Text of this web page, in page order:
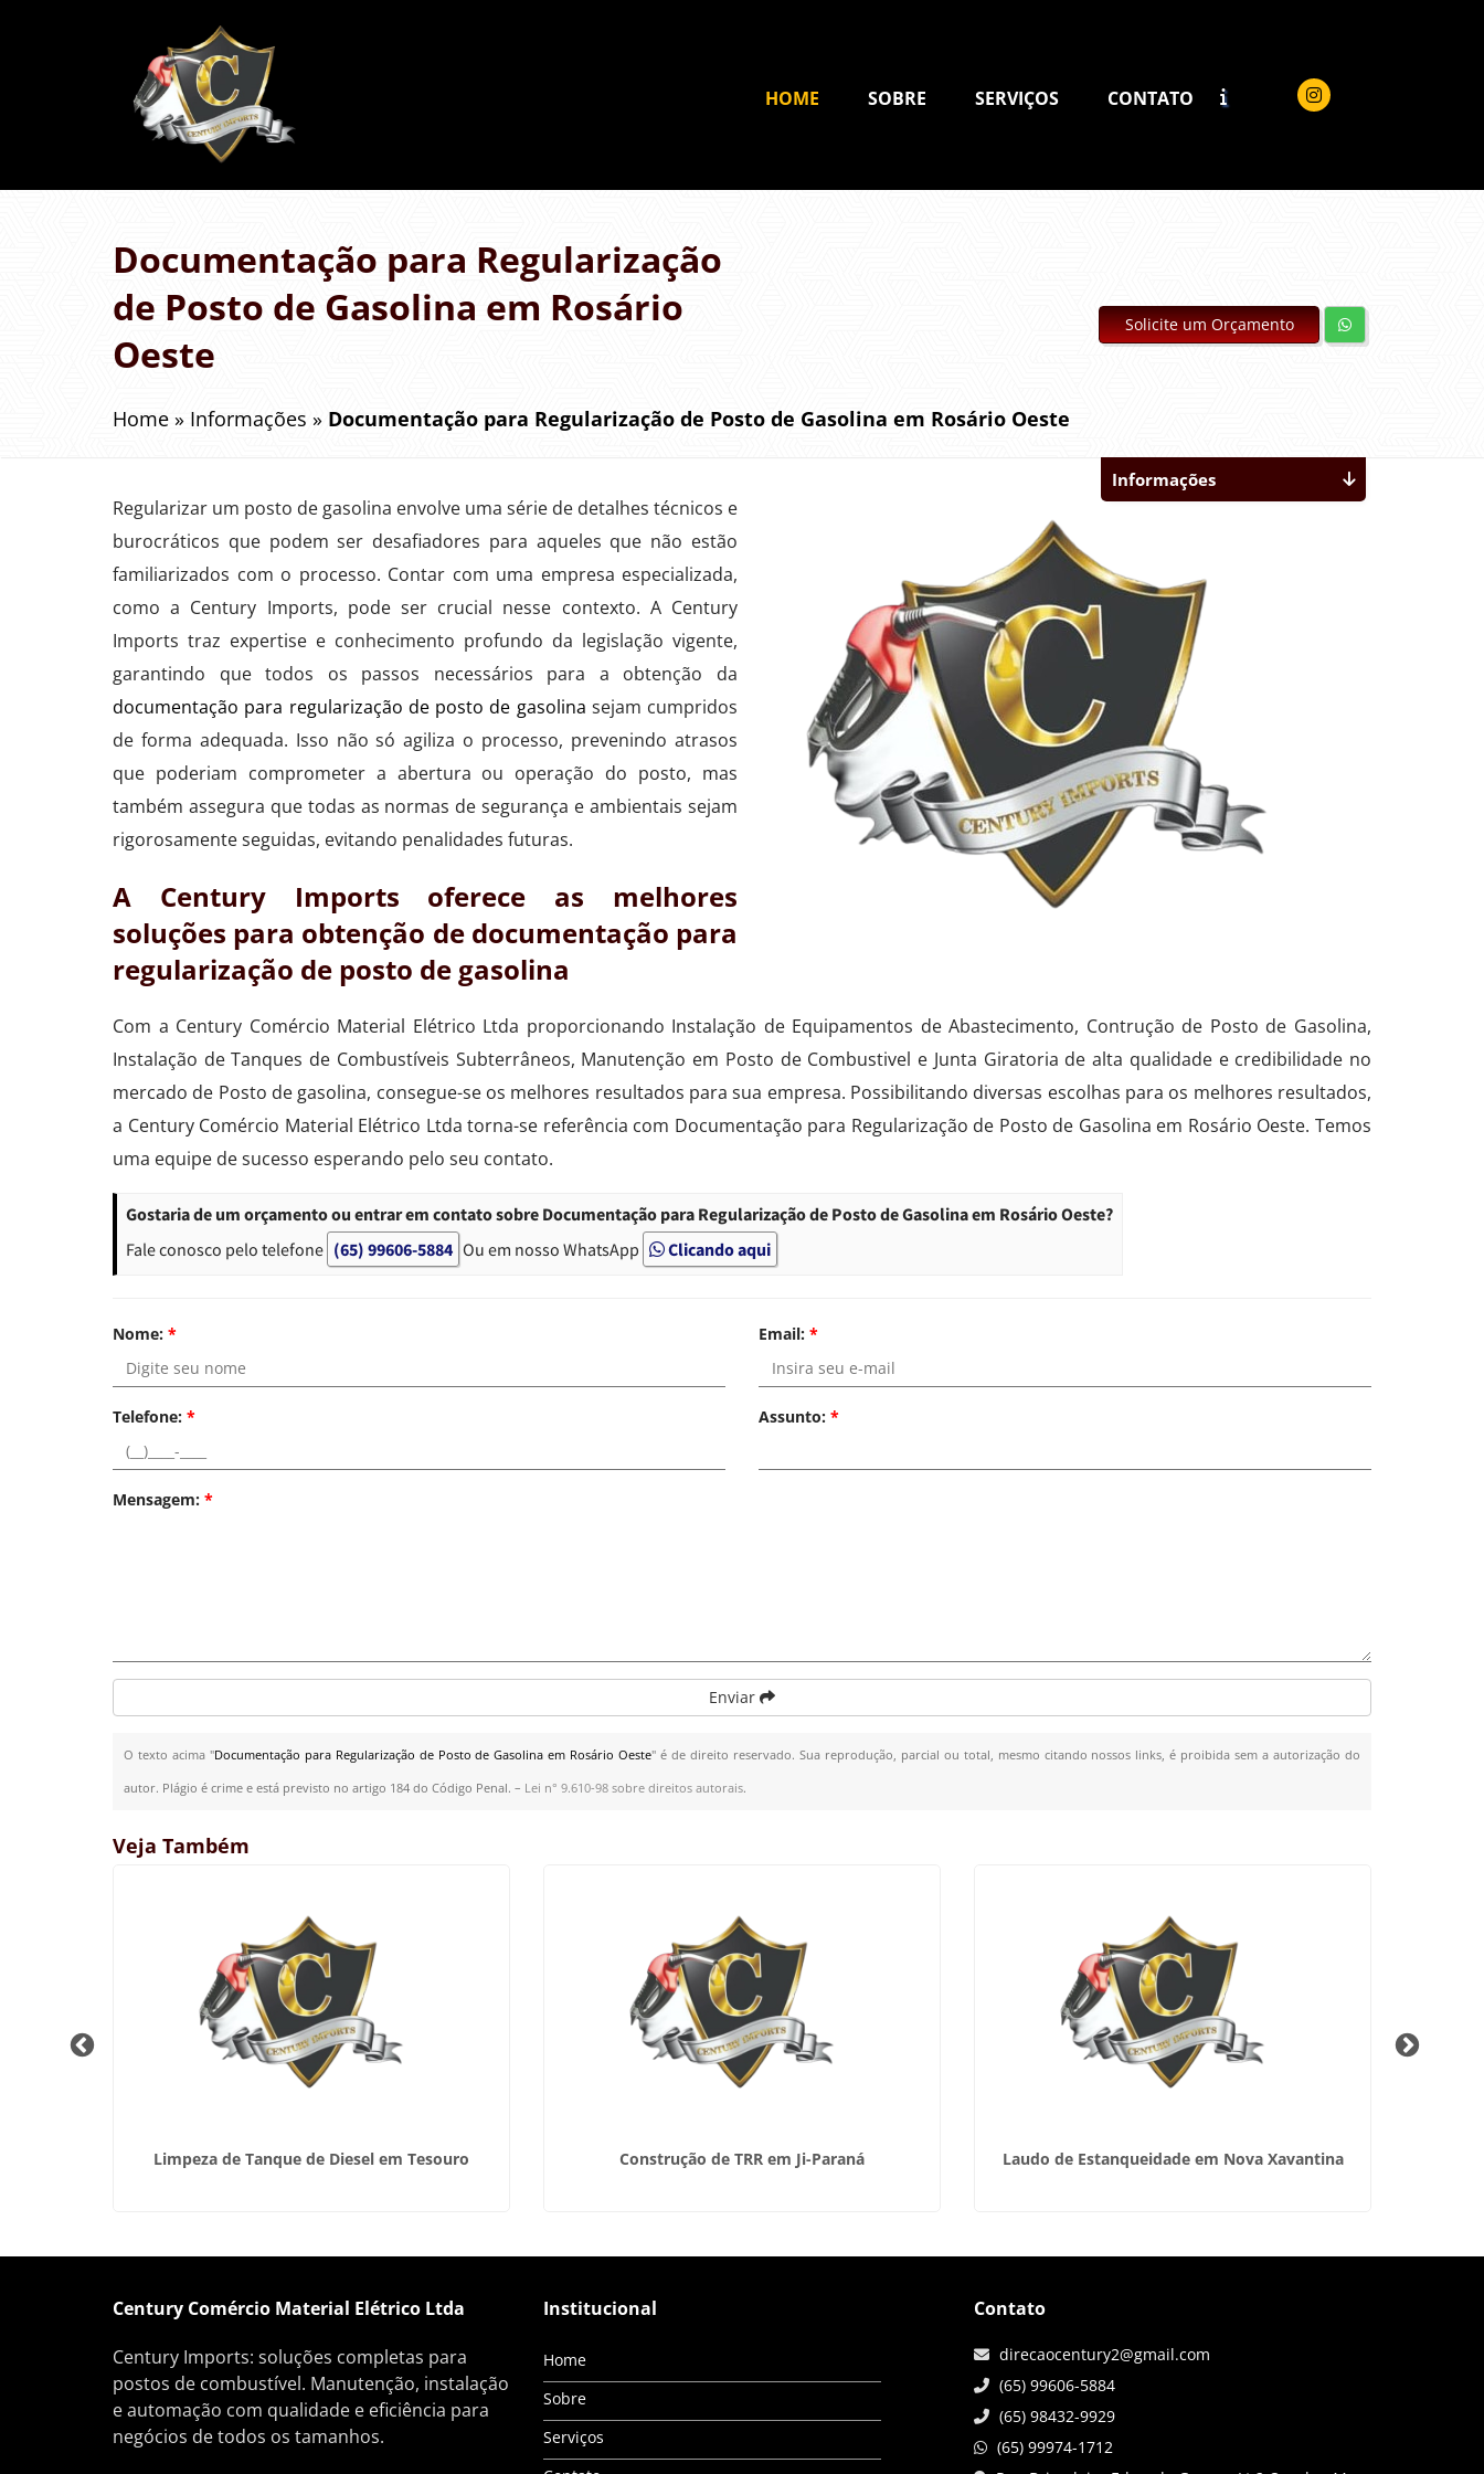
HOME SOBRE SERVIÇOS CONTATO
Documentação para Regularização
de Posto de Gasolina em Rosário
Oeste
Home » Informações » Documentação para Regularização de Posto de Gasolina em Rosário Oeste
Solicite um Orçamento
Regularizar um posto de gasolina envolve uma série de detalhes técnicos e
burocráticos que podem ser desafiadores para aqueles que não estão
familiarizados com o processo. Contar com uma empresa especializada,
como a Century Imports, pode ser crucial nesse contexto. A Century
Imports traz expertise e conhecimento profundo da legislação vigente,
garantindo que todos os passos necessários para a obtenção da
documentação para regularização de posto de gasolina sejam cumpridos
de forma adequada. Isso não só agiliza o processo, prevenindo atrasos
que poderiam comprometer a abertura ou operação do posto, mas
também assegura que todas as normas de segurança e ambientais sejam
rigorosamente seguidas, evitando penalidades futuras.
A Century Imports oferece as melhores
soluções para obtenção de documentação para
regularização de posto de gasolina
Com a Century Comércio Material Elétrico Ltda proporcionando Instalação de Equipamentos de Abastecimento, Contrução de Posto de Gasolina,
Instalação de Tanques de Combustíveis Subterrâneos, Manutenção em Posto de Combustivel e Junta Giratoria de alta qualidade e credibilidade no
mercado de Posto de gasolina, consegue-se os melhores resultados para sua empresa. Possibilitando diversas escolhas para os melhores resultados,
a Century Comércio Material Elétrico Ltda torna-se referência com Documentação para Regularização de Posto de Gasolina em Rosário Oeste. Temos
uma equipe de sucesso esperando pelo seu contato.
Gostaria de um orçamento ou entrar em contato sobre Documentação para Regularização de Posto de Gasolina em Rosário Oeste?
Fale conosco pelo telefone (65) 99606-5884 Ou em nosso WhatsApp Clicando aqui
Nome: * Email: *
Telefone: * Assunto: *
Mensagem: *
Enviar
O texto acima "Documentação para Regularização de Posto de Gasolina em Rosário Oeste" é de direito reservado. Sua reprodução, parcial ou total, mesmo citando nossos links, é proibida sem a autorização do
autor. Plágio é crime e está previsto no artigo 184 do Código Penal. – Lei n° 9.610-98 sobre direitos autorais.
Informações
Veja Também
Limpeza de Tanque de Diesel em Tesouro Construção de TRR em Ji-Paraná Laudo de Estanqueidade em Nova Xavantina
Century Comércio Material Elétrico Ltda
Century Imports: soluções completas para
postos de combustível. Manutenção, instalação
e automação com qualidade e eficiência para
negócios de todos os tamanhos.
Institucional
Home
Sobre
Serviços
Contato
direcaocentury2@gmail.com
(65) 99606-5884
(65) 98432-9929
(65) 99974-1712